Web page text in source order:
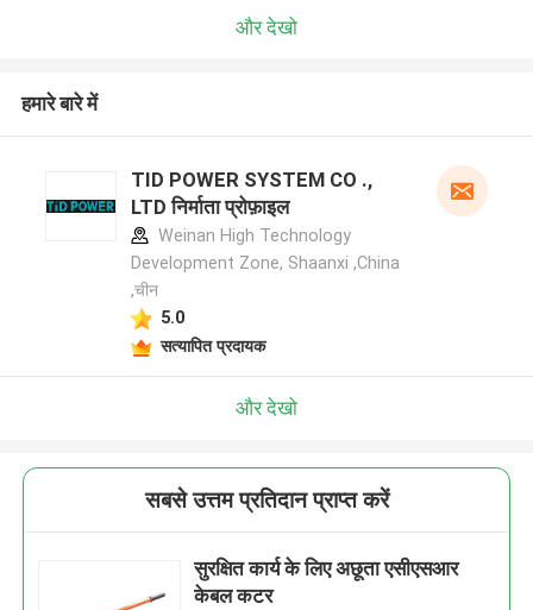
और देखो
हमारे बारे में
TID POWER SYSTEM CO .,
LTD निर्माता प्रोफ़ाइल
Weinan High Technology
Development Zone, Shaanxi ,China
,चीन
5.0
सत्यापित प्रदायक
और देखो
सबसे उत्तम प्रतिदान प्राप्त करें
सुरक्षित कार्य के लिए अछूता एसीएसआर
केबल कटर